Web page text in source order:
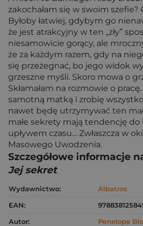
zakochałam się w swoim szefie?
Byłoby łatwiej, gdybym go
że jest atrakcyjny w ten „zły”
niesamowicie gorący, ale
że za każdym razem, gdy na
się przeżegnać, bo jego widok
grzeszne myśli. Skoro mowa o
Skłamałam na rozmowie o
samotną matką i zrobię
nawet będę utrzymywać ten
małe sekrety mają tendencję do
upływem czasu… Zwłaszcza w
Masowego Uwodzenia.
Szczegółowe informacje
Jej sekret
Wydawnictwo:
Albatros
EAN:
Autor:
Penelope